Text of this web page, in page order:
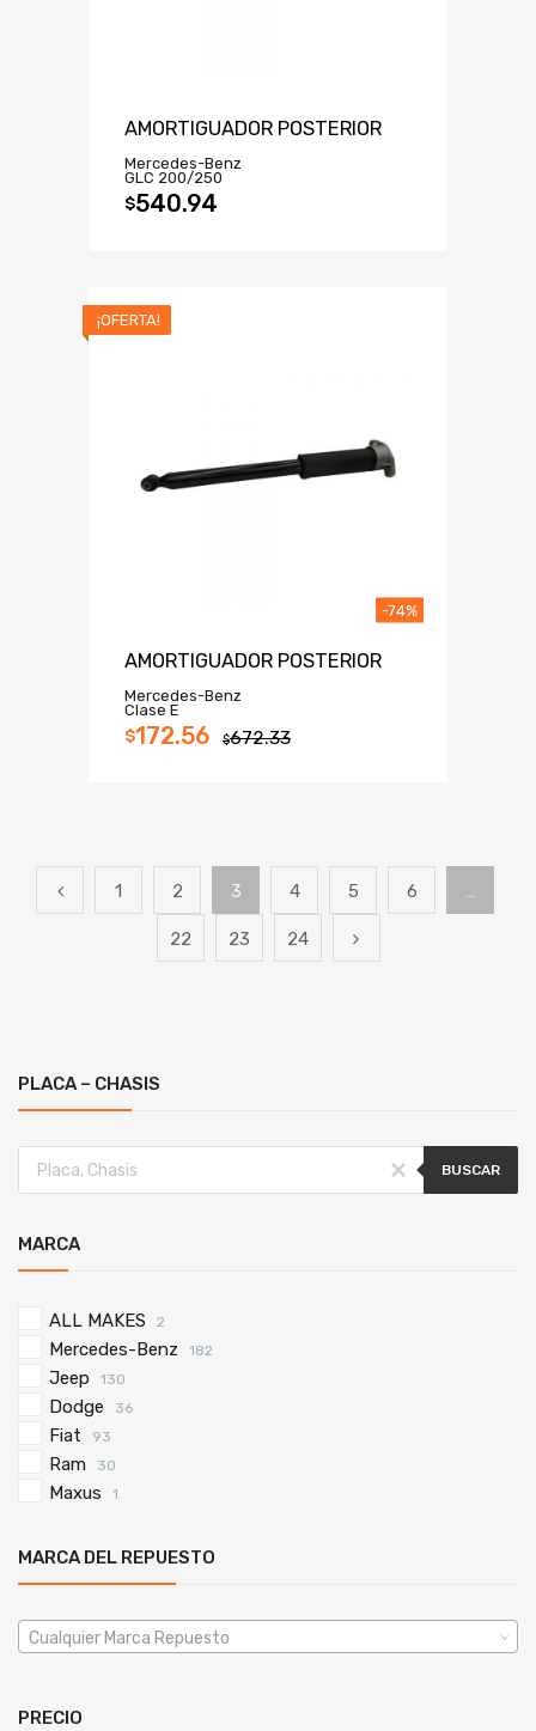
AMORTIGUADOR POSTERIOR
Mercedes-Benz
GLC 200/250
$540.94
¡OFERTA!
AMORTIGUADOR POSTERIOR
Mercedes-Benz
Clase E
$672.33
$172.56
-74%
1 2 3 4 5 6 …
22 23 24
PLACA – CHASIS
BUSCAR
MARCA
ALL MAKES 2
Mercedes-Benz 182
Jeep 130
Dodge 36
Fiat 93
Ram 30
Maxus 1
MARCA DEL REPUESTO
Cualquier Marca Repuesto
PRECIO